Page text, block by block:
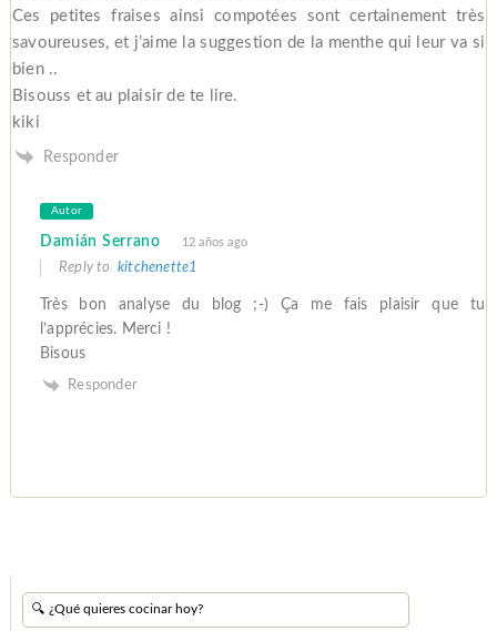
Ces petites fraises ainsi compotées sont certainement très
savoureuses, et j’aime la suggestion de la menthe qui leur va si
bien ..
Bisouss et au plaisir de te lire.
kiki
Responder
Autor
Damián Serrano 12 años ago
Reply to kitchenette1
Très bon analyse du blog ;-) Ça me fais plaisir que tu
l’apprécies. Merci !
Bisous
Responder